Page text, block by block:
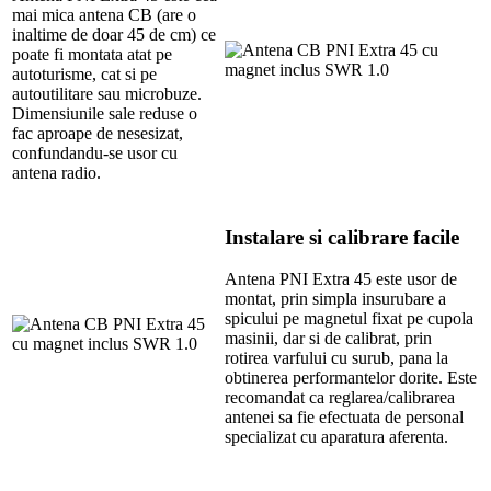
mai mica antena CB (are o
inaltime de doar 45 de cm) ce
poate fi montata atat pe
autoturisme, cat si pe
autoutilitare sau microbuze.
Dimensiunile sale reduse o
fac aproape de nesesizat,
confundandu-se usor cu
antena radio.
Instalare si calibrare facile
Antena PNI Extra 45 este usor de
montat, prin simpla insurubare a
spicului pe magnetul fixat pe cupola
masinii, dar si de calibrat, prin
rotirea varfului cu surub, pana la
obtinerea performantelor dorite. Este
recomandat ca reglarea/calibrarea
antenei sa fie efectuata de personal
specializat cu aparatura aferenta.